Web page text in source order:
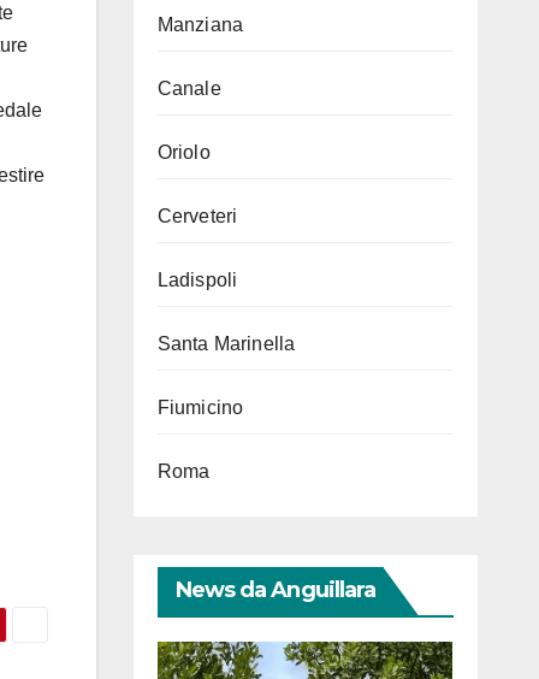
Manziana
Canale
Oriolo
Cerveteri
Ladispoli
Santa Marinella
Fiumicino
Roma
News da Anguillara